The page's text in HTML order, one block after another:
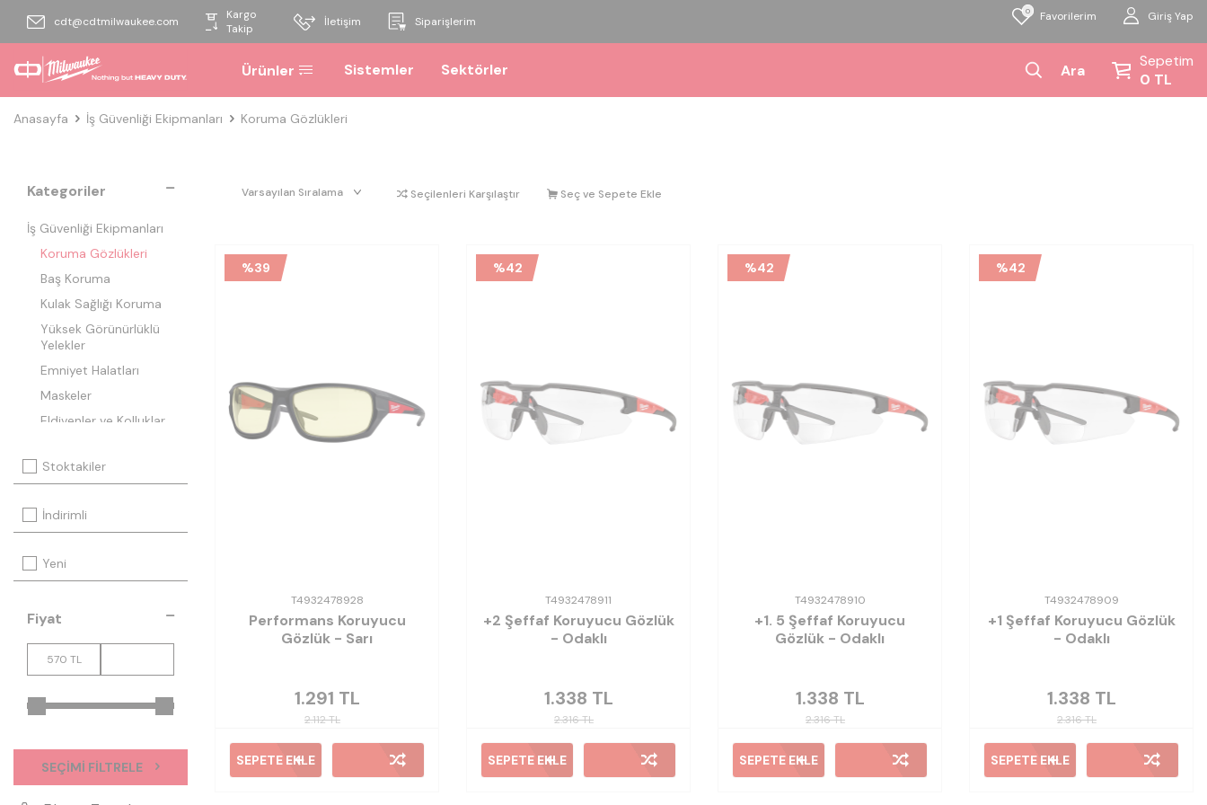
cdt@cdtmilwaukee.com
Kargo
Takip
İletişim Siparişlerim
0 Favorilerim Giriş Yap
Ürünler Sistemler Sektörler Ara
Sepetim
0 TL
Anasayfa İş Güvenliği Ekipmanları Koruma Gözlükleri
Kategoriler
İş Güvenliği Ekipmanları
Koruma Gözlükleri
Baş Koruma
Kulak Sağlığı Koruma
Yüksek Görünürlüklü
Yelekler
Emniyet Halatları
Maskeler
Eldivenler ve Kolluklar
Ayakkabılar
Stoktakiler
İndirimli
Yeni
Fiyat
SEÇIMI FILTRELE
Seçilenleri Karşılaştır Seç ve Sepete Ekle
%39
T4932478928
Performans Koruyucu
Gözlük - Sarı
2.112TL
1.291 TL
SEPETE EKLE
%42
T4932478911
+2 Şeffaf Koruyucu Gözlük
- Odaklı
2.316TL
1.338 TL
SEPETE EKLE
%42
T4932478910
+1. 5 Şeffaf Koruyucu
Gözlük - Odaklı
2.316TL
1.338 TL
SEPETE EKLE
%42
T4932478909
+1 Şeffaf Koruyucu Gözlük
- Odaklı
2.316TL
1.338 TL
SEPETE EKLE